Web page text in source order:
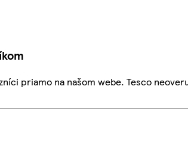
priamo na našom webe. Tesco